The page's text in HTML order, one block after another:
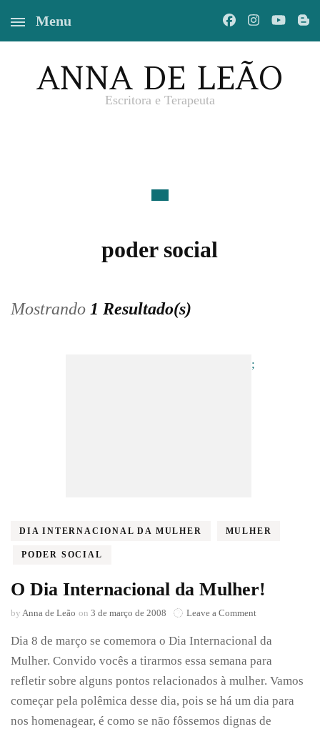
Menu
ANNA DE LEÃO
Escritora e Terapeuta
poder social
Mostrando 1 Resultado(s)
;
DIA INTERNACIONAL DA MULHER MULHER
PODER SOCIAL
O Dia Internacional da Mulher!
by Anna de Leão on 3 de março de 2008 Leave a Commenton
Dia
Mulher!
Dia 8 de março se comemora o Dia Internacional da
Mulher. Convido vocês a tirarmos essa semana para
refletir sobre alguns pontos relacionados à mulher. Vamos
começar pela polêmica desse dia, pois se há um dia para
nos homenagear, é como se não fôssemos dignas de